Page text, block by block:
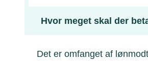
Hvor meget skal der
Det er omfanget af